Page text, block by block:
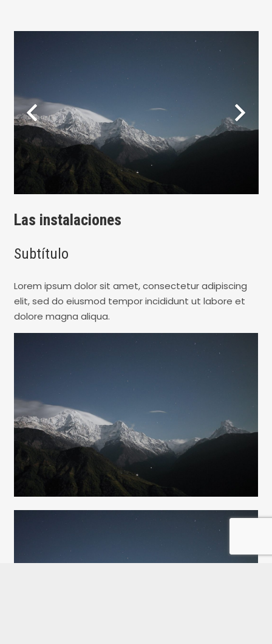
Las instalaciones
Subtítulo
Lorem ipsum dolor sit amet, consectetur adipiscing
elit, sed do eiusmod tempor incididunt ut labore et
dolore magna aliqua.